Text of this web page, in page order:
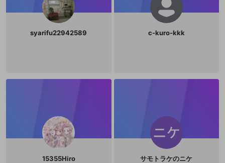
まるものではない。最初に「型」を
批判しておきながらそのあと執拗に
「型」を列挙して
syarifu22942589 c-kuro-kkk
15355Hiro サモトラケのニケ